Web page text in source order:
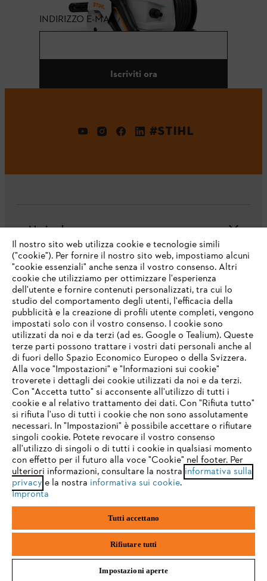
INDIRIZZO E-MAIL
Iscriviti ora
#STIHL
L'azienda
Domande frequenti
Assistenza
Protezione dati Nota legale Cookies
Informazioni legali
STIHL VERTRIEBS AG, 8617 Mönchaltorf
IHR BROWSER WIRD NICHT
UNTERSTÜTZT
Sie nutzen einen Browser, den wir noch nicht unterstützen. Für
eine optimale Nutzung unserer Seite empfehlen wir Ihnen, zu
einem der folgenden Browser zu wechseln:
firefox chrome
safari edge
Il nostro sito web utilizza cookie e tecnologie simili
("cookie"). Per fornire il nostro sito web, impostiamo alcuni
"cookie essenziali" anche senza il vostro consenso. Altri
cookie che utilizziamo per ottimizzare l'esperienza
dell'utente e fornire contenuti personalizzati, tra cui lo
studio del comportamento degli utenti, l'efficacia della
pubblicità e la creazione di profili utente completi, vengono
impostati solo con il vostro consenso. I cookie sono
utilizzati da noi e da terzi (ad es. Google o Tealium). Queste
terze parti possono trattare i vostri dati personali anche al
di fuori dello Spazio Economico Europeo o della Svizzera.
Alla voce "Impostazioni" e "Informazioni sui cookie"
troverete i dettagli dei cookie utilizzati da noi e da terzi.
Con "Accetta tutto" si acconsente all'utilizzo di tutti i
cookie e al relativo trattamento dei dati. Con "Rifiuta tutto"
si rifiuta l'uso di tutti i cookie che non sono assolutamente
necessari. In "Impostazioni" è possibile accettare o rifiutare
singoli cookie. Potete revocare il vostro consenso
all'utilizzo di singoli o di tutti i cookie in qualsiasi momento
con effetto per il futuro alla voce "Cookie" nel footer. Per
ulteriori informazioni, consultare la nostra informativa sulla
privacy e la nostra informativa sui cookie.
Impronta
Tutti accettano
Rifiutare tutti
Impostazioni aperte